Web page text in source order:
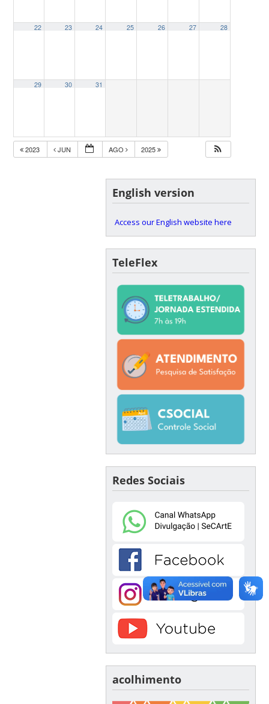
22 23 24 25 26 27 28
29 30 31
2023 JUN AGO 2025
English version
Access our English website here
TeleFlex
Redes Sociais
acolhimento